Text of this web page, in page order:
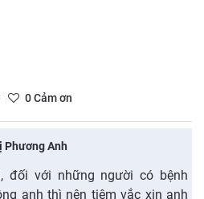
0Cảm ơn
Phương Anh
đối với những người có bệnh
anh thì nên tiêm vắc xin anh